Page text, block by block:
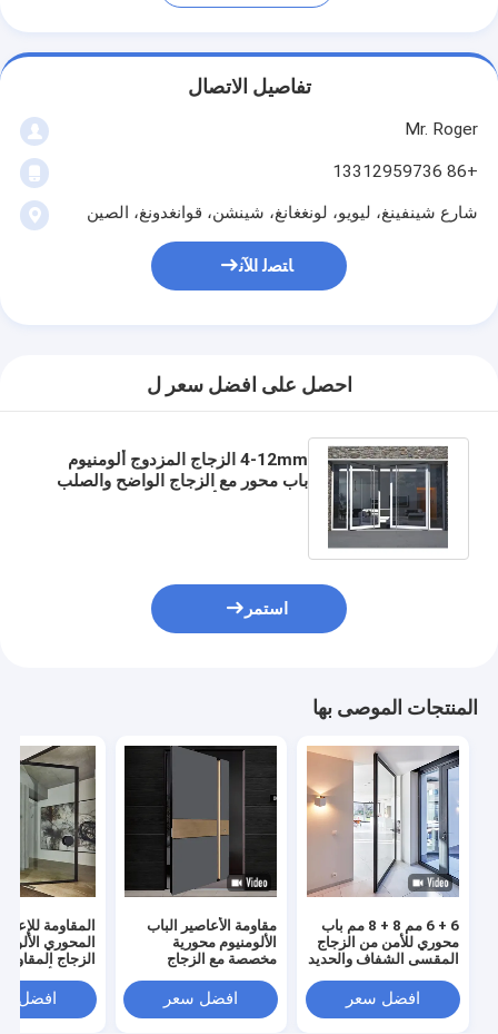
تفاصيل الاتصال
Mr. Roger
+86 13312959736
شارع شينفينغ، ليويو، لونغغانغ، شينشن، قوانغدونغ، الصين
ﺎﺘﺼﻟ ﺍﻶﻧ
احصل على افضل سعر ل
4-12mm الزجاج المزدوج ألومنيوم
باب محور مع الزجاج الواضح والصلب
استمر
المنتجات الموصى بها
6 + 6 مم 8 + 8 مم باب
محوري للأمن من الزجاج
المقسى الشفاف والحديد
افضل سعر
مقاومة الأعاصير الباب
الألومنيوم محورية
مخصصة مع الزجاج
افضل سعر
المقاومة
المحوري
الزجاج
افضل